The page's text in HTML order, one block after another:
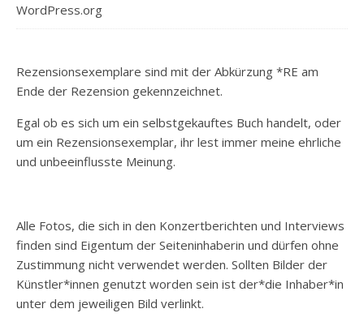
WordPress.org
Rezensionsexemplare sind mit der Abkürzung *RE am
Ende der Rezension gekennzeichnet.
Egal ob es sich um ein selbstgekauftes Buch handelt, oder
um ein Rezensionsexemplar, ihr lest immer meine ehrliche
und unbeeinflusste Meinung.
Alle Fotos, die sich in den Konzertberichten und Interviews
finden sind Eigentum der Seiteninhaberin und dürfen ohne
Zustimmung nicht verwendet werden. Sollten Bilder der
Künstler*innen genutzt worden sein ist der*die Inhaber*in
unter dem jeweiligen Bild verlinkt.